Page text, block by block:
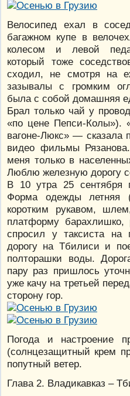
Велосипед ехал в
багажном купе в
колесом и левой
который тоже
сходил, не смотря на
зазывалы с громким
была с собой домашняя
Брал только чай у
«по цене Пепси-Колы»).
вагоне-Люкс» — сказала
видео фильмы
меня только в
Люблю железную дорогу
В 10 утра 25 сентября
Форма одежды летняя
коротким рукавом,
платформу
спросил у таксиста на
дорогу на Тбилиси и
полторашки воды.
пару раз пришлось
уже качу на третьей
сторону гор.
Погода и настроение
(солнцезащитный крем
попутный ветер.
Глава 2. Владикавказ –